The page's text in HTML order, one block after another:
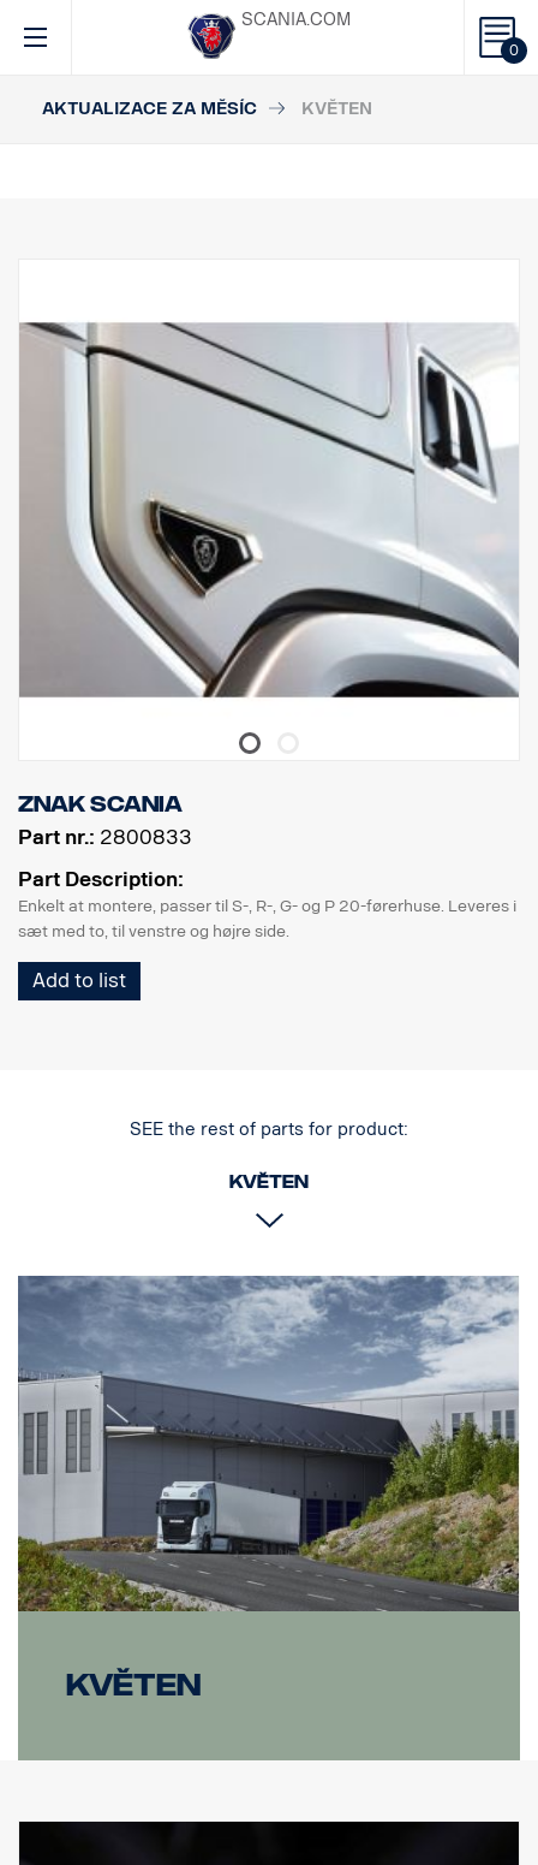
0
SCANIA.COM
AKTUALIZACE ZA MĚSÍC KVĚTEN
znak Scania
Part nr.: 2800833
Part Description:
Enkelt at montere, passer til S-, R-, G- og P 20-førerhuse. Leveres i
sæt med to, til venstre og højre side.
Add to list
SEE the rest of parts for product:
květen
květen